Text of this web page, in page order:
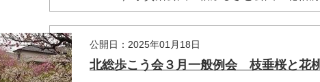
公開日：2025年01月18日
北総歩こう会３月一般例会 枝垂桜と